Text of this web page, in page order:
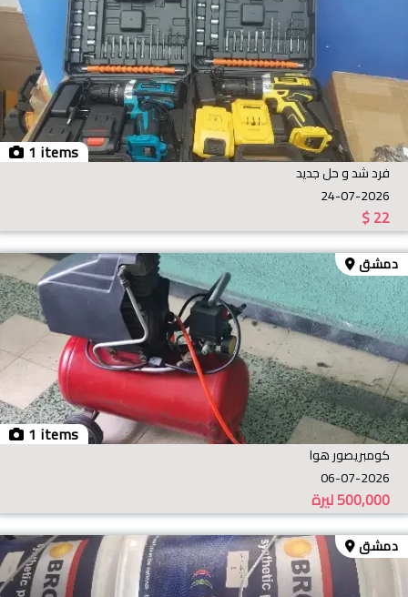
1 items
فرد شد و حل جديد
24-07-2026
$22
1 items
دمشق
كومبريصور هوا
06-07-2026
ليرة500,000
دمشق